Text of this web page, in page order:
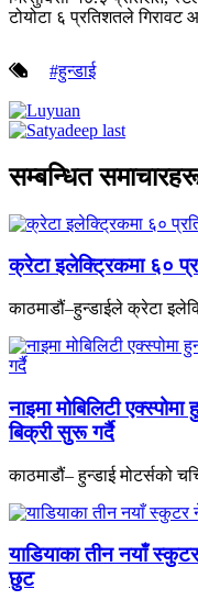
टोयोटा ६ प्रतिशतले गिरावट
#हुन्डाई
सम्बन्धित
क्रेटा इलेक्ट्रिकमा ६०
काठमाडौं–हुन्डाईले क्रेटा
नाइमा मोबिलिटी
बिक्री सुरू गर्दै
काठमाडौं– हुन्डाई मोटर्सको
याडियाका तीन नयाँ
छुट